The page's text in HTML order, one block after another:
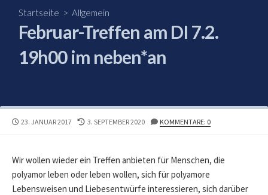
Startseite > Allgemein
Februar-Treffen am DI 7.2.
19h00 im neben*an
PUBLISHED
23. JANUAR 2017
LAST
3. SEPTEMBER 2020 KOMMENTARE: 0
Wir wollen wieder ein Treffen anbieten für Menschen, die
polyamor leben oder leben wollen, sich für polyamore
Lebensweisen und Liebesentwürfe interessieren, sich darüber